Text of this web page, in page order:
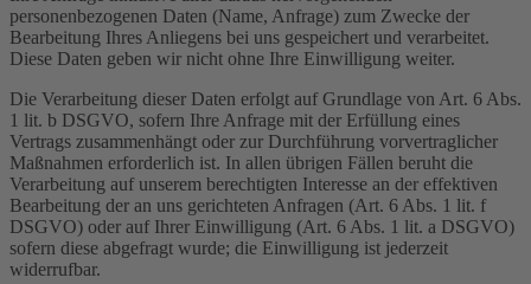
personenbezogenen Daten (Name, Anfrage) zum Zwecke der
Bearbeitung Ihres Anliegens bei uns gespeichert und verarbeitet.
Diese Daten geben wir nicht ohne Ihre Einwilligung weiter.
Die Verarbeitung dieser Daten erfolgt auf Grundlage von Art. 6 Abs.
1 lit. b DSGVO, sofern Ihre Anfrage mit der Erfüllung eines
Vertrags zusammenhängt oder zur Durchführung vorvertraglicher
Maßnahmen erforderlich ist. In allen übrigen Fällen beruht die
Verarbeitung auf unserem berechtigten Interesse an der effektiven
Bearbeitung der an uns gerichteten Anfragen (Art. 6 Abs. 1 lit. f
DSGVO) oder auf Ihrer Einwilligung (Art. 6 Abs. 1 lit. a DSGVO)
sofern diese abgefragt wurde; die Einwilligung ist jederzeit
widerrufbar.